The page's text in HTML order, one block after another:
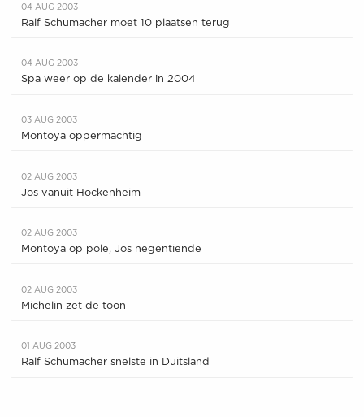
04 AUG 2003
Ralf Schumacher moet 10 plaatsen terug
04 AUG 2003
Spa weer op de kalender in 2004
03 AUG 2003
Montoya oppermachtig
02 AUG 2003
Jos vanuit Hockenheim
02 AUG 2003
Montoya op pole, Jos negentiende
02 AUG 2003
Michelin zet de toon
01 AUG 2003
Ralf Schumacher snelste in Duitsland